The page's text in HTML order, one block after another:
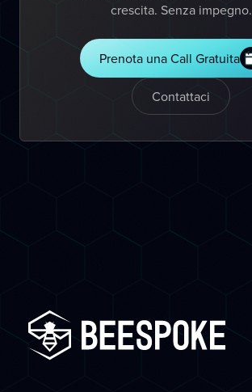
crescita. Senza impegno.
Prenota una Call Gratuita
Contattaci